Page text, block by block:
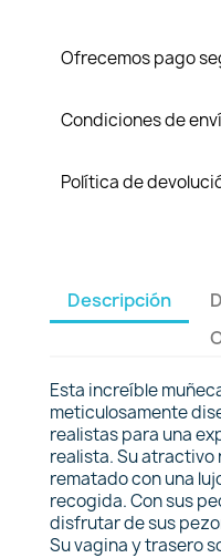
Ofrecemos pago
Condiciones de
Política de
Descripción
Esta increíble
meticulosamente
realistas para una
realista. Su atractivo
rematado con una
recogida. Con sus
disfrutar de sus
Su vagina y trasero